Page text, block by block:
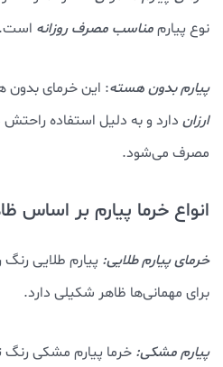
نوع پیارممناسب مصرف روزانه است.
پیارم بدون هسته: این خرمای
ارزان دارد و به دلیل استفاده
مصرف می‌شود.
انواع خرما پیارم بر اساس
خرمای پیارم طلایی: پیارم طلایی
برای مهمانی‌ها ظاهر شکیلی دارد.
پیارم مشکی: خرما پیارم مشکی رنگ